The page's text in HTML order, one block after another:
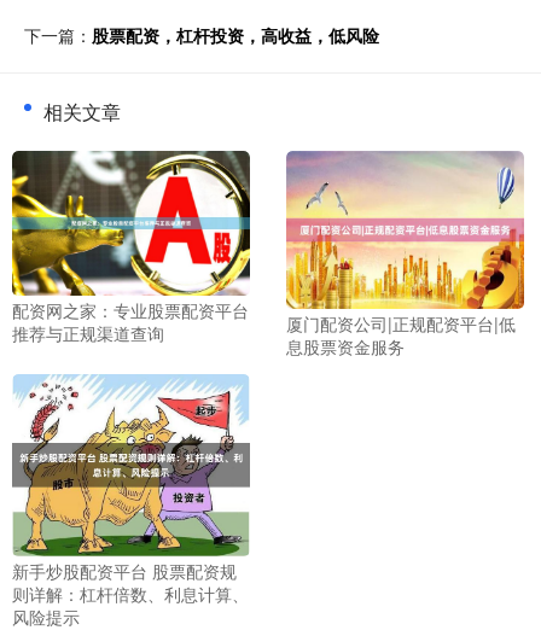
下一篇： 股票配资，杠杆投资，高收益，低风险
相关文章
配资网之家：专业股票配资平台
推荐与正规渠道查询
厦门配资公司|正规配资平台|低
息股票资金服务
新手炒股配资平台 股票配资规
则详解：杠杆倍数、利息计算、
风险提示